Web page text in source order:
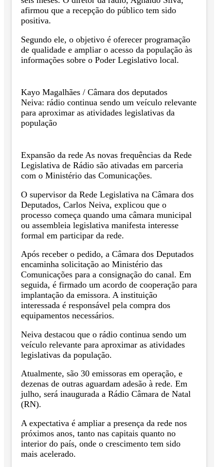
afirmou que a recepção do público tem sido
positiva.
Segundo ele, o objetivo é oferecer programação
de qualidade e ampliar o acesso da população às
informações sobre o Poder Legislativo local.
Kayo Magalhães / Câmara dos deputados
Neiva: rádio continua sendo um veículo relevante
para aproximar as atividades legislativas da
população
Expansão da rede As novas frequências da Rede
Legislativa de Rádio são ativadas em parceria
com o Ministério das Comunicações.
O supervisor da Rede Legislativa na Câmara dos
Deputados, Carlos Neiva, explicou que o
processo começa quando uma câmara municipal
ou assembleia legislativa manifesta interesse
formal em participar da rede.
Após receber o pedido, a Câmara dos Deputados
encaminha solicitação ao Ministério das
Comunicações para a consignação do canal. Em
seguida, é firmado um acordo de cooperação para
implantação da emissora. A instituição
interessada é responsável pela compra dos
equipamentos necessários.
Neiva destacou que o rádio continua sendo um
veículo relevante para aproximar as atividades
legislativas da população.
Atualmente, são 30 emissoras em operação, e
dezenas de outras aguardam adesão à rede. Em
julho, será inaugurada a Rádio Câmara de Natal
(RN).
A expectativa é ampliar a presença da rede nos
próximos anos, tanto nas capitais quanto no
interior do país, onde o crescimento tem sido
mais acelerado.